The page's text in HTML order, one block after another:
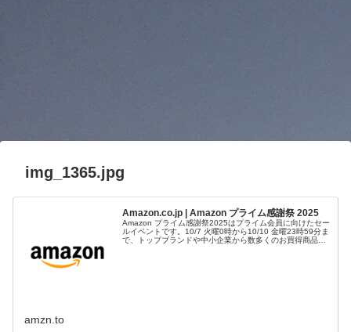
img_1365.jpg
Amazon.co.jp | Amazon プライム感謝祭 2025
Amazon プライム感謝祭2025はプライム会員に向けたセー
ルイベントです。10/7 火曜0時から10/10 金曜23時59分ま
で、トップブランドや中小企業から数多くのお買得商品が
amzn.to